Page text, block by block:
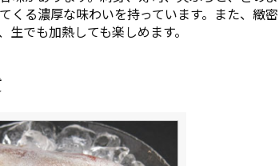
くる濃厚な味わいを持っています。また、緻
でも加熱しても楽しめます。